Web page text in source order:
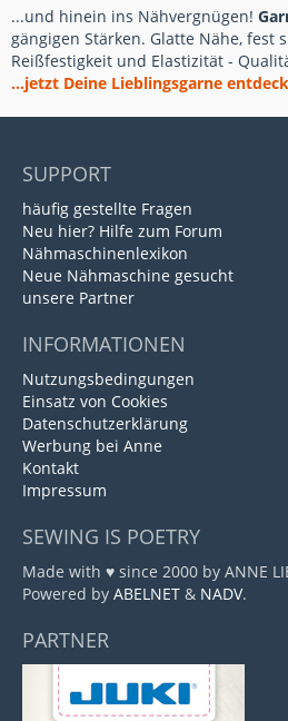
...und hinein ins Nähvergnügen!
gängigen Stärken. Glatte Nähe, fest
Reißfestigkeit und Elastizität -
...jetzt Deine Lieblingsgarne
SUPPORT
häufig gestellte Fragen
Neu hier? Hilfe zum Forum
Nähmaschinenlexikon
Neue Nähmaschine gesucht
unsere Partner
INFORMATIONEN
Nutzungsbedingungen
Einsatz von Cookies
Datenschutzerklärung
Werbung bei Anne
Kontakt
Impressum
SEWING IS POETRY
Made with ♥ since 2000 by ANNE
Powered by ABELNET & NADV.
PARTNER